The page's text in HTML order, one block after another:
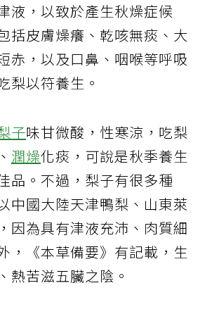
液，以致於產生秋燥症候
括皮膚燥癢、乾咳無痰、大
赤，以及口鼻、咽喉等呼吸
梨以符養生。
子味甘微酸，性寒涼，吃梨
潤燥化痰，可說是秋季養生
品。不過，梨子有很多種
中國大陸天津鴨梨、山東萊
因為具有津液充沛、肉質細
，《本草備要》有記載，生
熱苦滋五臟之陰。